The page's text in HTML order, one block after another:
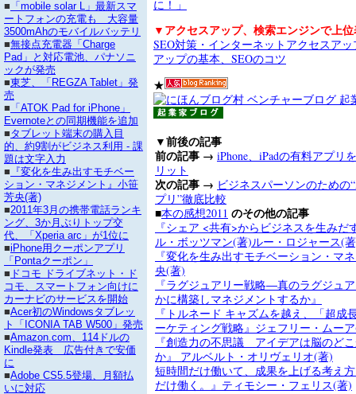
に！」
▼アクセスアップ、検索エンジンで上
SEO対策・インターネットアクセスア
アップの基本、SEOのコツ
★
▼前後の記事
前の記事 → iPhone、iPadの有料アプリ
リット
次の記事 → ビジネスパーソンのための
プリ”徹底比較
■本の感想2011 のその他の記事
『シェア <共有>からビジネスを生みだ
ル・ボッツマン(著)ルー・ロジャース(
『変化を生み出すモチベーション・マ
央(著)
『ラグジュアリー戦略―真のラグジュ
かに構築しマネジメントするか』
『トルネード キャズムを越え、「超成
ーケティング戦略』ジェフリー・ムー
『創造力の不思議 アイデアは脳のど
か』 アルベルト・オリヴェリオ(著)
短時間だけ働いて、成果を上げる考え
だけ働く。』ティモシー・フェリス(著)
■ 「mobile solar L」最新スマ
ートフォンの充電も 大容量
3500mAhのモバイルバッテリ
■無接点充電器「Charge
Pad」と対応電池、パナソニ
ックが発売
■東芝、「REGZA Tablet」発
売
■ 「ATOK Pad for iPhone」
Evernoteとの同期機能を追加
■タブレット端末の購入目
的、約9割がビジネス利用 - 課
題は文字入力
■ 『変化を生み出すモチベー
ション・マネジメント』小笹
芳央(著)
■2011年3月の携帯電話ランキ
ング、3か月ぶりトップ交
代、「Xperia arc」が1位に
■iPhone用クーポンアプリ
「Pontaクーポン」
■ ドコモ ドライブネット・ド
コモ、スマートフォン向けに
カーナビのサービスを開始
■Acer初のWindowsタブレッ
ト「ICONIA TAB W500」発売
■Amazon.com、114ドルの
Kindle発表 広告付きで安価
に
■Adobe CS5.5登場、月額払
いに対応